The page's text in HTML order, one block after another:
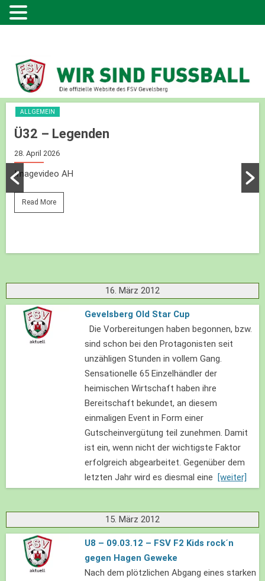
ALLGEMEIN
Ü32 – Legenden
28. April 2026
Imagevideo AH
Read More
16. März 2012
Gevelsberg Old Star Cup
Die Vorbereitungen haben begonnen, bzw.
sind schon bei den Protagonisten seit
unzähligen Stunden in vollem Gang.
Sensationelle 65 Einzelhändler der
heimischen Wirtschaft haben ihre
Bereitschaft bekundet, an diesem
einmaligen Event in Form einer
Gutscheinvergütung teil zunehmen. Damit
ist ein, wenn nicht der wichtigste Faktor
erfolgreich abgearbeitet. Gegenüber dem
letzten Jahr wird es diesmal eine
[weiter]
15. März 2012
U8 – 09.03.12 – FSV F2 Kids rock´n
gegen Hagen Geweke
Nach dem plötzlichen Abgang eines starken